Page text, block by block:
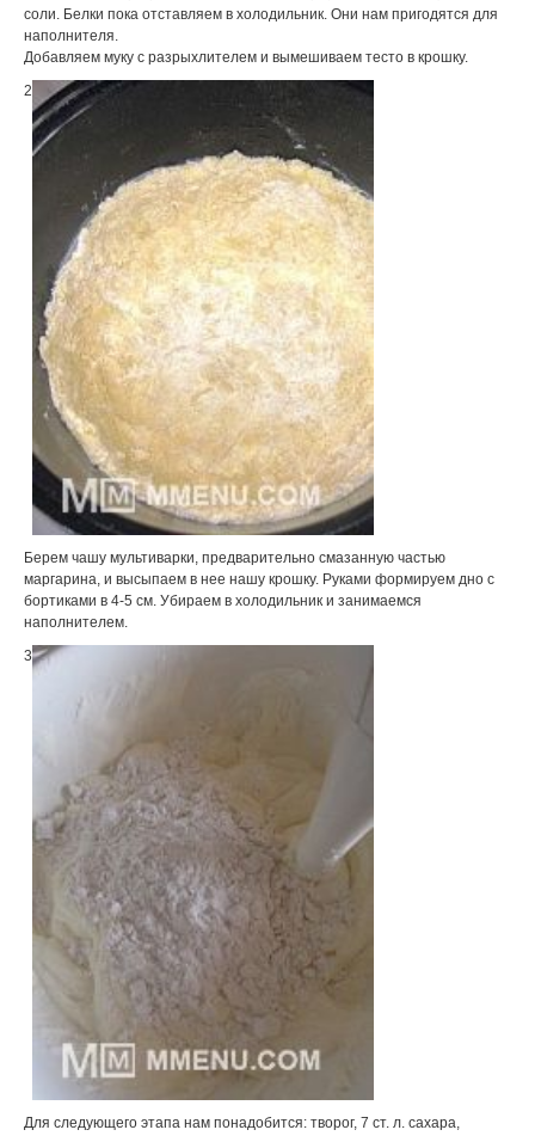
соли. Белки пока отставляем в холодильник. Они нам пригодятся для
наполнителя.
Добавляем муку с разрыхлителем и вымешиваем тесто в крошку.
2
Берем чашу мультиварки, предварительно смазанную частью
маргарина, и высыпаем в нее нашу крошку. Руками формируем дно с
бортиками в 4-5 см. Убираем в холодильник и занимаемся
наполнителем.
3
Для следующего этапа нам понадобится: творог, 7 ст. л. сахара,